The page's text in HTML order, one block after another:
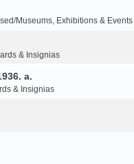
Museums, Exhibitions & Events
& Insignias
a.
& Insignias